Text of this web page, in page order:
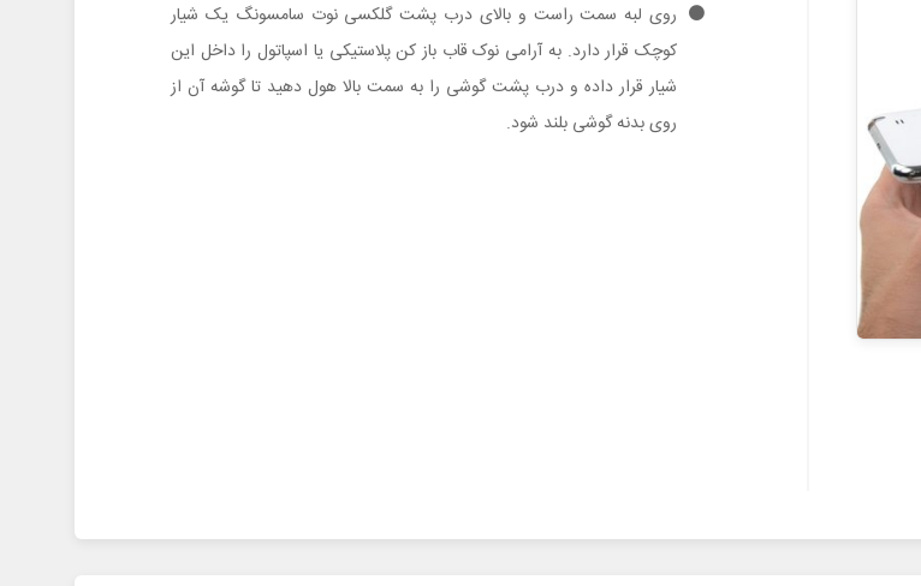
روی لبه سمت راست و بالای درب پشت گلکسی نوت سامسونگ یک شیار
کوچک قرار دارد. به آرامی نوک قاب باز کن پلاستیکی یا اسپاتول را داخل این
شیار قرار داده و درب پشت گوشی را به سمت بالا هول دهید تا گوشه آن از
روی بدنه گوشی بلند شود.